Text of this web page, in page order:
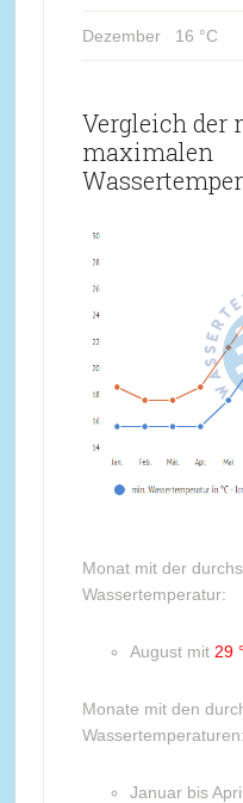
Dezember 16 °C
Vergleich der
maximalen
Monat mit der
Wassertemperatur:
August mit 29
Monate mit den
Wassertemperaturen:
Januar bis